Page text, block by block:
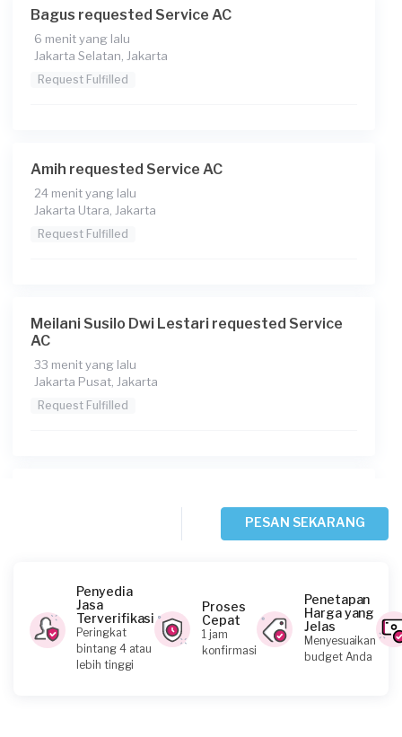
Bagus requested Service AC
6 menit yang lalu
Jakarta Selatan, Jakarta
Request Fulfilled
Amih requested Service AC
24 menit yang lalu
Jakarta Utara, Jakarta
Request Fulfilled
Meilani Susilo Dwi Lestari requested Service
AC
33 menit yang lalu
Jakarta Pusat, Jakarta
Request Fulfilled
Achmadfauzanzusmi requested Service AC
Sekitar satu jam yang lalu
PESAN SEKARANG
Penyedia
Jasa
Terverifikasi
Peringkat
bintang 4 atau
lebih tinggi
Proses
Cepat
1 jam
konfirmasi
Penetapan
Harga yang
Jelas
Menyesuaikan
budget Anda